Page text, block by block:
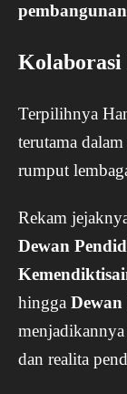
Kolaborasi
Terpilihnya
terutama
rumput
Rekam
Dewan
hingga
menjadikannya
dan realita